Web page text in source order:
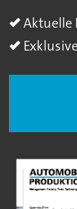
Aktuelle